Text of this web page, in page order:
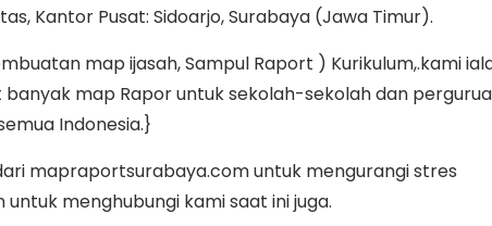
Kantor Pusat: Sidoarjo, Surabaya (Jawa Timur).
map ijasah, Sampul Raport ) Kurikulum,.kami
map Rapor untuk sekolah-sekolah dan
Indonesia.}
mapraportsurabaya.com untuk mengurangi stres
menghubungi kami saat ini juga.